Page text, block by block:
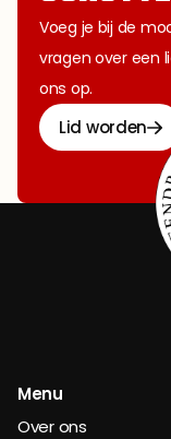
Voeg je bij de
vragen over een
ons op.
Lid worden
Menu
Over ons